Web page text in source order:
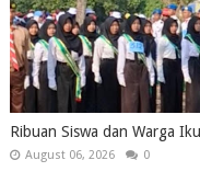
Ribuan Siswa dan Warga
August 06, 2026 0